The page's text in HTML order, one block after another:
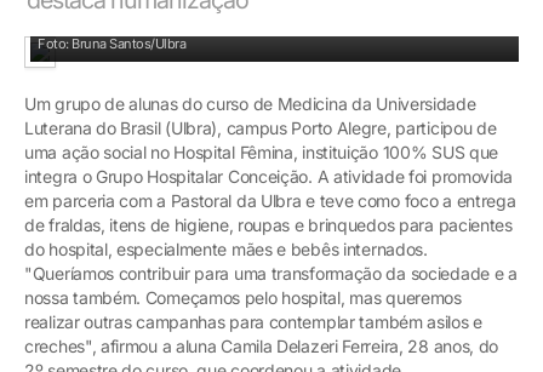
Foto: Bruna Santos/Ulbra
Um grupo de alunas do curso de Medicina da Universidade
Luterana do Brasil (Ulbra), campus Porto Alegre, participou de
uma ação social no Hospital Fêmina, instituição 100% SUS que
integra o Grupo Hospitalar Conceição. A atividade foi promovida
em parceria com a Pastoral da Ulbra e teve como foco a entrega
de fraldas, itens de higiene, roupas e brinquedos para pacientes
do hospital, especialmente mães e bebês internados.
"Queríamos contribuir para uma transformação da sociedade e a
nossa também. Começamos pelo hospital, mas queremos
realizar outras campanhas para contemplar também asilos e
creches", afirmou a aluna Camila Delazeri Ferreira, 28 anos, do